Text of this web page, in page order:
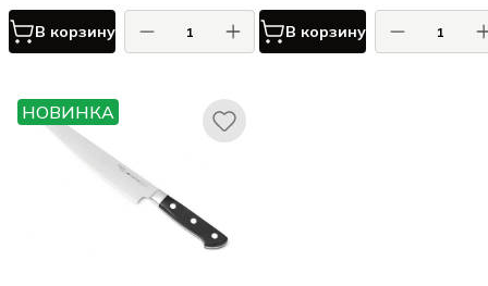
В корзину В корзину
НОВИНКА